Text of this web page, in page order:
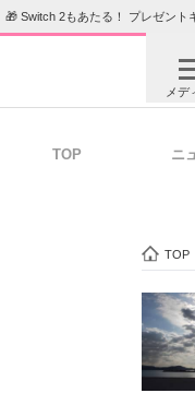
🎁 Switch 2もあたる！ プレゼント
メデ
TOP ニ
TOP